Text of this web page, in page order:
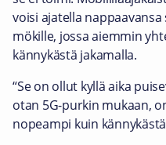
voisi ajatella
mökille, jossa aiemmin
kännykästä jakamalla.
“Se on ollut kyllä aika
otan 5G-purkin mukaan,
nopeampi kuin